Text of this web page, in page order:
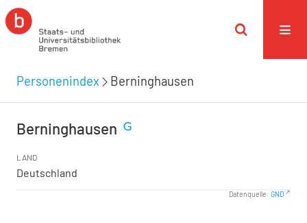
Personenindex Berninghausen
Berninghausen
LAND
Deutschland
Datenquelle: GND